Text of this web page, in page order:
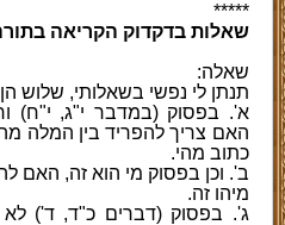
*****
שאלות בדקדוק הקריאה
שאלה:
תנתן לי נפשי בשאלותי, שלוש
א'. בפסוק (במדבר י"ג, י"ח)
האם צריך להפריד בין המלה
כתוב מהי.
ב'. וכן בפסוק מי הוא זה, האם
מיהו זה.
ג'. בפסוק (דברים כ"ד, ד') לא